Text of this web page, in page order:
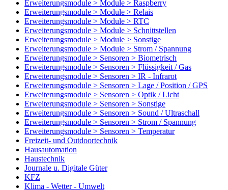
Erweiterungsmodule > Module > Raspberry
Erweiterungsmodule > Module > Relais
Erweiterungsmodule > Module > RTC
Erweiterungsmodule > Module > Schnittstellen
Erweiterungsmodule > Module > Sonstige
Erweiterungsmodule > Module > Strom / Spannung
Erweiterungsmodule > Sensoren > Biometrisch
Erweiterungsmodule > Sensoren > Flüssigkeit / Gas
Erweiterungsmodule > Sensoren > IR - Infrarot
Erweiterungsmodule > Sensoren > Lage / Position / GPS
Erweiterungsmodule > Sensoren > Optik / Licht
Erweiterungsmodule > Sensoren > Sonstige
Erweiterungsmodule > Sensoren > Sound / Ultraschall
Erweiterungsmodule > Sensoren > Strom / Spannung
Erweiterungsmodule > Sensoren > Temperatur
Freizeit- und Outdoortechnik
Hausautomation
Haustechnik
Journale u. Digitale Güter
KFZ
Klima - Wetter - Umwelt